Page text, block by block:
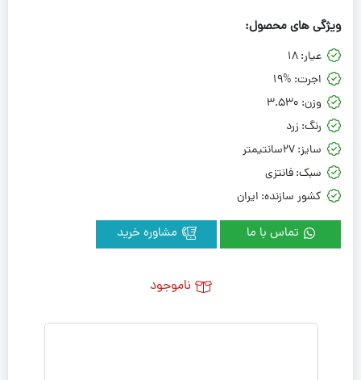
ویژگی های محصول:
عیار:18
اجرت: 19%
وزن: 3.530
رنگ: زرد
سایز:27سانتیمتر
سبک:فانتزی
کشور سازنده: ایران
تماس با ما
ناموجود